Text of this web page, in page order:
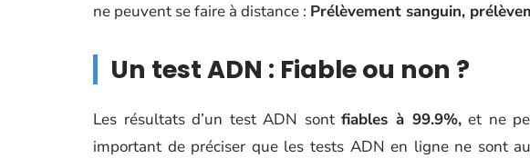
ne peuvent se faire à distance : Prélèvement sanguin,
Un test ADN : Fiable ou non ?
Les résultats d’un test ADN sontfiables à 99.9%,et ne
important de préciser que les tests ADN en ligne ne sont